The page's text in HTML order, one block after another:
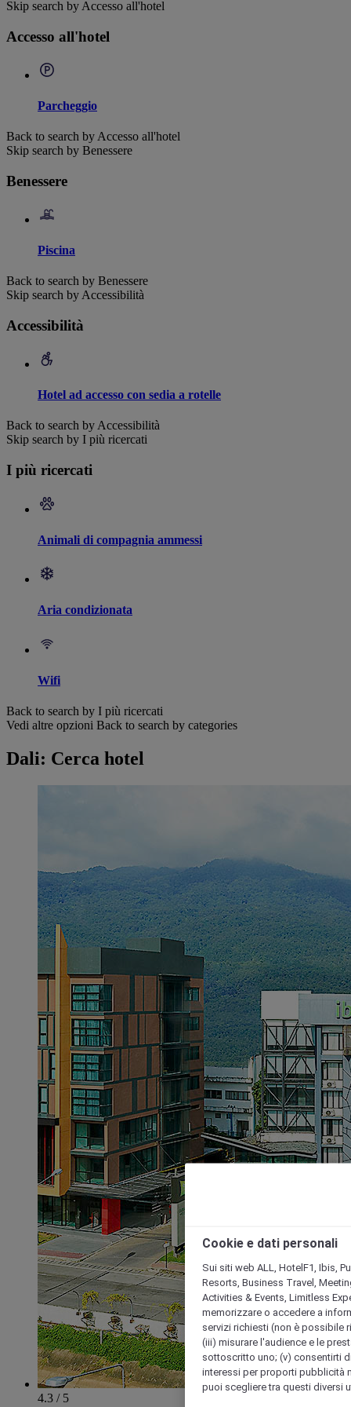
Skip search by Accesso all'hotel
Accesso all'hotel
Parcheggio
Back to search by Accesso all'hotel
Skip search by Benessere
Benessere
Piscina
Back to search by Benessere
Skip search by Accessibilità
Accessibilità
Hotel ad accesso con sedia a rotelle
Back to search by Accessibilità
Skip search by I più ricercati
I più ricercati
Animali di compagnia ammessi
Aria condizionata
Wifi
Back to search by I più ricercati
Vedi altre opzioni Back to search by categories
Dali: Cerca hotel
4.3 / 5
Cookie e dati personali
Sui siti web ALL, HotelF1, Ibis,
Resorts, Business Travel,
Activities & Events, Limitless
memorizzare o accedere a
servizi richiesti (non è possibile
(iii) misurare l'audience e le
sottoscritto uno; (v) consentirti
interessi per proporti pubblicità
puoi scegliere tra questi diversi